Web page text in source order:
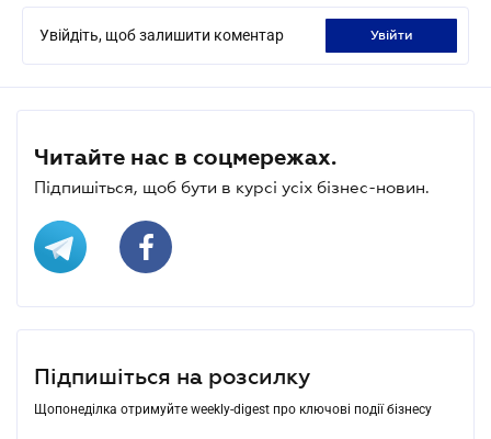
Увійдіть, щоб залишити коментар увійти
Читайте нас в соцмережах.
Підпишіться, щоб бути в курсі усіх бізнес-новин.
Підпишіться на розсилку
Щопонеділка отримуйте weekly-digest про ключові події бізнесу